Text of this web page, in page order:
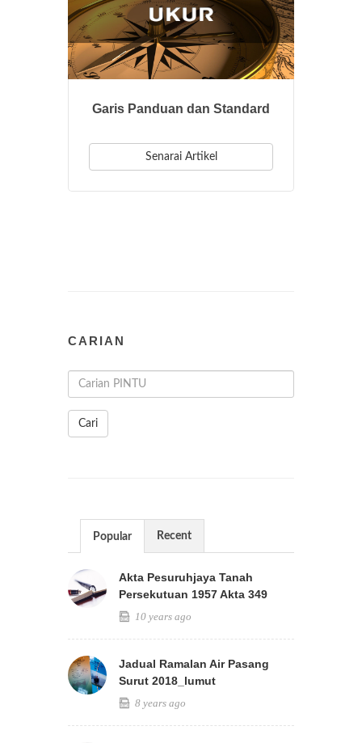
Garis Panduan dan Standard
Senarai Artikel
CARIAN
Cari
Popular Recent
Akta Pesuruhjaya Tanah
Persekutuan 1957 Akta 349
10 years ago
Jadual Ramalan Air Pasang
Surut 2018_lumut
8 years ago